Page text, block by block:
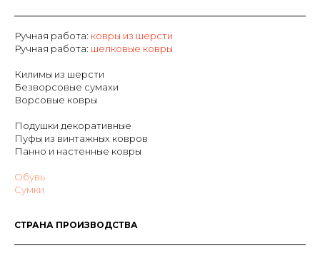
Ручная работа: ковры из шерсти
Ручная работа: шелковые ковры
Килимы из шерсти
Безворсовые сумахи
Ворсовые ковры
Подушки декоративные
Пуфы из винтажных ковров
Панно и настенные ковры
Обувь
Сумки
СТРАНА ПРОИЗВОДСТВА